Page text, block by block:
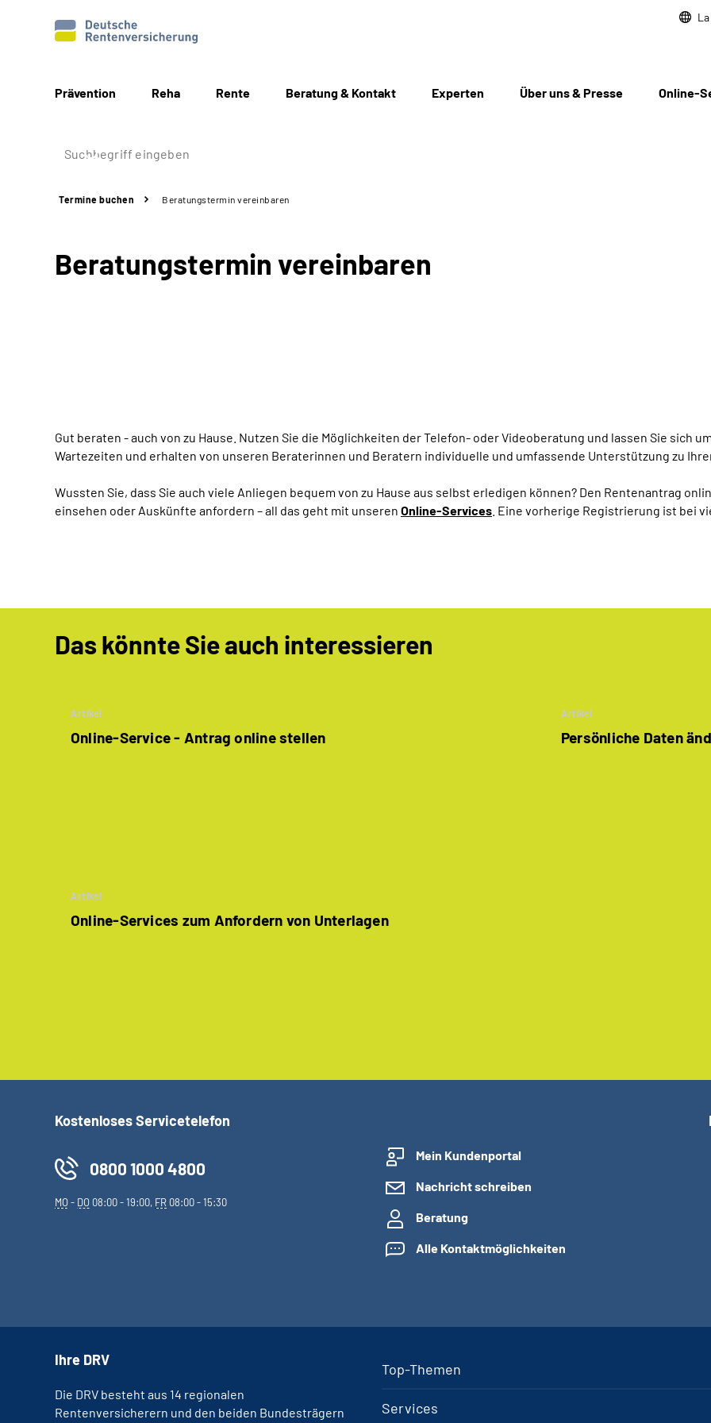
Prävention Reha Rente Beratung & Kontakt Experten Über uns & Presse Online-
Termine buchen Beratungstermin vereinbaren
Beratungstermin vereinbaren
Gut beraten - auch von zu Hause. Nutzen Sie die Möglichkeiten der Telefon- oder Videoberatung und lassen Sie sich
Wartezeiten und erhalten von unseren Beraterinnen und Beratern individuelle und umfassende Unterstützung zu
Wussten Sie, dass Sie auch viele Anliegen bequem von zu Hause aus selbst erledigen können? Den Rentenantrag
einsehen oder Auskünfte anfordern – all das geht mit unseren Online-Services . Eine vorherige Registrierung ist bei
Das könnte Sie auch interessieren
Artikel
Online-Service - Antrag online stellen
Artikel
Persönliche Daten
Artikel
Online-Services zum Anfordern von Unterlagen
Kostenloses Servicetelefon
0800 1000 4800
MO- DO 08:00 - 19:00, FR 08:00 - 15:30
Mein Kundenportal
Nachricht schreiben
Beratung
Alle Kontaktmöglichkeiten
Top-Themen
Services
Ihre DRV
Die DRV besteht aus 14 regionalen
Rentenversicherern und den beiden Bundesträgern